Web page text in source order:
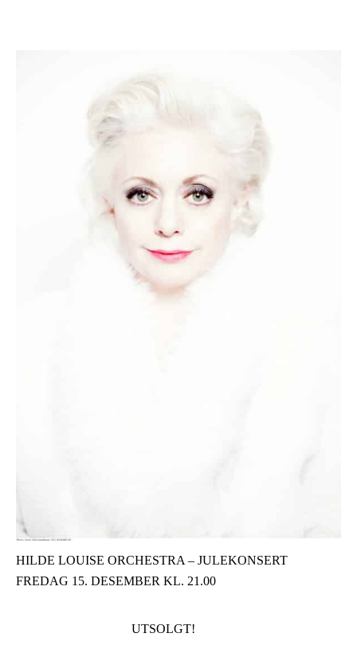
HILDE LOUISE ORCHESTRA – JULEKONSERT
FREDAG 15. DESEMBER KL. 21.00
UTSOLGT!